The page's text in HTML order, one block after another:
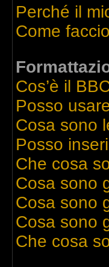
Perché il
Come
Cos’è il
Posso
Cosa sono
Posso
Che cosa
Cosa sono
Cosa sono
Cosa sono
Che cosa